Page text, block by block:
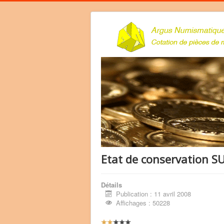
Etat de conservation
Détails
Publication : 11 avril 2008
Affichages : 50228
V